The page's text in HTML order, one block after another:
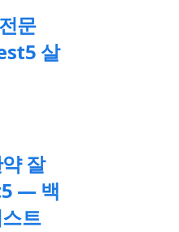
문
살
잘
— 백
트